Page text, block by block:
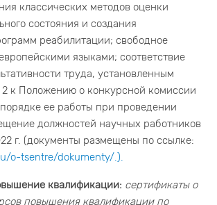
классических методов оценки
состояния и создания
реабилитации; свободное
языками; соответствие
труда, установленным
к Положению о конкурсной комиссии
ее работы при проведении
должностей научных работников
г. (документы размещены по ссылке:
o-tsentre/dokumenty/.).
квалификации: сертификаты о
повышения квалификации по